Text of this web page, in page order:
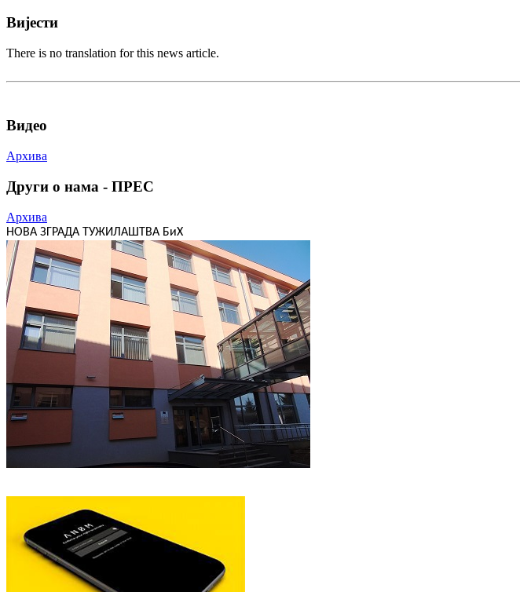
Вијести
There is no translation for this news article.
Видео
Архива
Други о нама - ПРЕС
Архива
НОВА ЗГРАДА ТУЖИЛАШТВА БиХ